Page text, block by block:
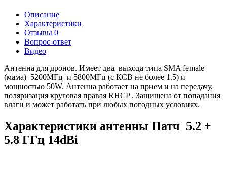
Описание
Характеристики
Отзывы 0
Вопрос-ответ
Видео
Антенна для дронов. Имеет два выхода типа SMA female
(мама) 5200МГц и 5800МГц (с КСВ не более 1.5) и
мощностью 50W. Антенна работает на прием и на передачу,
поляризация круговая правая RHCP . Защищена от попадания
влаги и может работать при любых погодных условиях.
Характеристики антенны Патч 5.2 +
5.8 ГГц 14dBi